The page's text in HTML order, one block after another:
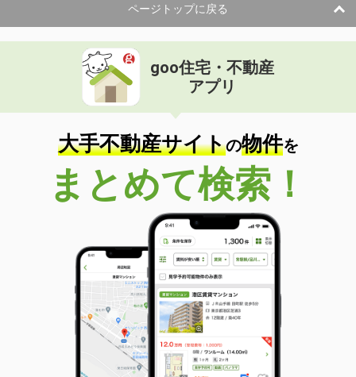
ページトップに戻る
goo住宅・不動産
アプリ
大手不動産サイトの物件を
まとめて検索！